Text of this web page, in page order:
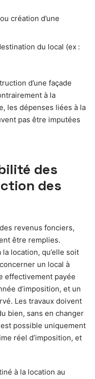
création d’une
du local (ex :
d’une façade
à la
les dépenses liées à la
pas être imputées
des
des
revenus fonciers,
être remplies.
location, qu’elle soit
un local à
effectivement payée
d’imposition, et un
Les travaux doivent
bien, sans en changer
possible uniquement
réel d’imposition, et
à la location au